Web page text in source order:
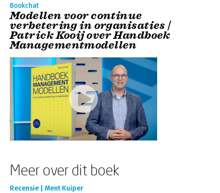
Bookchat
Modellen voor continue
verbetering in organisaties |
Patrick Kooij over Handboek
Managementmodellen
Meer over dit boek
Recensie | Ment Kuiper